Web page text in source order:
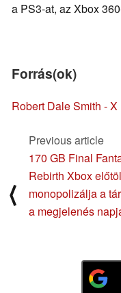
a PS3-at, az Xbox
Forrás(ok)
Robert Dale Smith - X
⟨
Previous article
170 GB Final
Rebirth Xbox
monopolizálja a
a megjelenés